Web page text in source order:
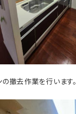
の撤去作業を行います。